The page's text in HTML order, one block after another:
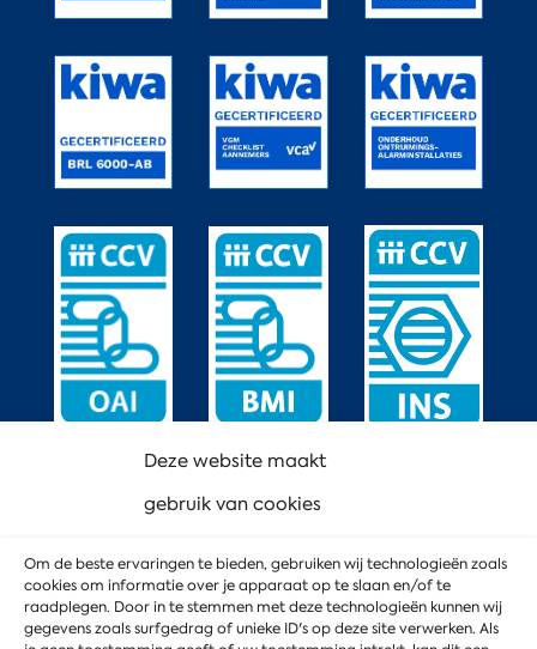
Deze website maakt
gebruik van cookies
Om de beste ervaringen te bieden, gebruiken wij technologieën zoals
cookies om informatie over je apparaat op te slaan en/of te
raadplegen. Door in te stemmen met deze technologieën kunnen wij
gegevens zoals surfgedrag of unieke ID's op deze site verwerken. Als